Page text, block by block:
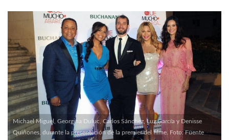
Michael Miguel, Georgina Duluc, Carlos Sánchez, Luz García y Denisse
Quiñones, durante la presentación de la premier del filme. Foto: Fuente